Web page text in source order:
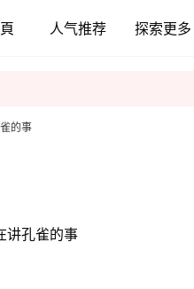
人气推荐 探索更多
的事